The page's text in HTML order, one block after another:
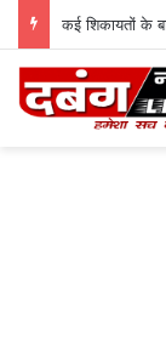
कई शिकायतों के